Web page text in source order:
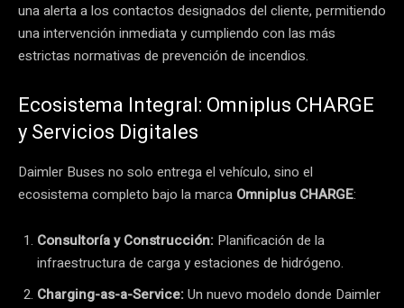
una alerta a los contactos designados del cliente, permitiendo
una intervención inmediata y cumpliendo con las más
estrictas normativas de prevención de incendios.
Ecosistema Integral: Omniplus CHARGE
y Servicios Digitales
Daimler Buses no solo entrega el vehículo, sino el
ecosistema completo bajo la marca Omniplus CHARGE:
Consultoría y Construcción: Planificación de la
infraestructura de carga y estaciones de hidrógeno.
Charging-as-a-Service:Un nuevo modelo donde Daimler